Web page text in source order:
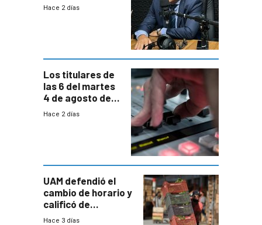
comprende
Hace 2 días
Los titulares de
las 6 del martes
4 de agosto de
2026
Hace 2 días
UAM defendió el
cambio de horario y
calificó de
“desproporcionado”
Hace 3 días